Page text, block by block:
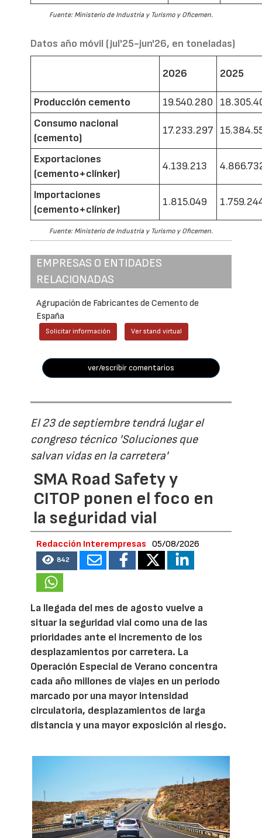
Fuente: Ministerio de Industria y Turismo y Oficemen.
Datos año móvil (jul'25-jun'26, en toneladas)
2026 2025
Producción cemento 19.540.280
Consumo nacional
(cemento)
17.233.297
Exportaciones
(cemento+clínker)
4.139.213
Importaciones
(cemento+clínker)
1.815.049
Fuente: Ministerio de Industria y Turismo y Oficemen.
EMPRESAS O ENTIDADES
RELACIONADAS
Agrupación de Fabricantes de Cemento de
España
Solicitar información Ver stand virtual
ver/escribir comentarios
El 23 de septiembre tendrá lugar el
congreso técnico 'Soluciones que
salvan vidas en la carretera'
SMA Road Safety y
CITOP ponen el foco en
la seguridad vial
Redacción Interempresas 05/08/2026
842
La llegada del mes de agosto vuelve a
situar la seguridad vial como una de las
prioridades ante el incremento de los
desplazamientos por carretera. La
Operación Especial de Verano concentra
cada año millones de viajes en un periodo
marcado por una mayor intensidad
circulatoria, desplazamientos de larga
distancia y una mayor exposición al riesgo.